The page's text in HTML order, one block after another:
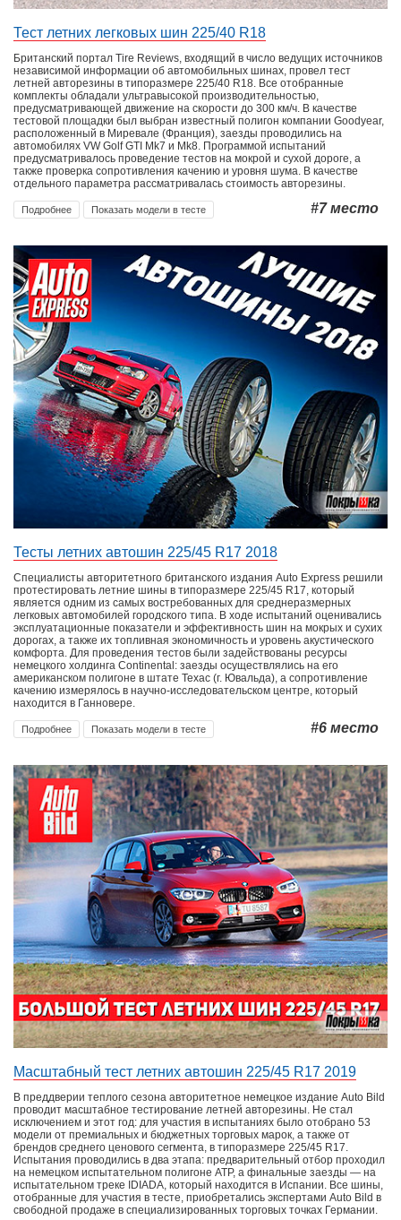
Тест летних легковых шин 225/40 R18
Британский портал Tire Reviews, входящий в число ведущих источников
независимой информации об автомобильных шинах, провел тест
летней авторезины в типоразмере 225/40 R18. Все отобранные
комплекты обладали ультравысокой производительностью,
предусматривающей движение на скорости до 300 км/ч. В качестве
тестовой площадки был выбран известный полигон компании Goodyear,
расположенный в Миревале (Франция), заезды проводились на
автомобилях VW Golf GTI Mk7 и Mk8. Программой испытаний
предусматривалось проведение тестов на мокрой и сухой дороге, а
также проверка сопротивления качению и уровня шума. В качестве
отдельного параметра рассматривалась стоимость авторезины.
Подробнее Показать модели в тесте #7место
Тесты летних автошин 225/45 R17 2018
Специалисты авторитетного британского издания Auto Express решили
протестировать летние шины в типоразмере 225/45 R17, который
является одним из самых востребованных для среднеразмерных
легковых автомобилей городского типа. В ходе испытаний оценивались
эксплуатационные показатели и эффективность шин на мокрых и сухих
дорогах, а также их топливная экономичность и уровень акустического
комфорта. Для проведения тестов были задействованы ресурсы
немецкого холдинга Continental: заезды осуществлялись на его
американском полигоне в штате Техас (г. Ювальда), а сопротивление
качению измерялось в научно-исследовательском центре, который
находится в Ганновере.
Подробнее Показать модели в тесте #6 место
Масштабный тест летних автошин 225/45 R17 2019
В преддверии теплого сезона авторитетное немецкое издание Auto Bild
проводит масштабное тестирование летней авторезины. Не стал
исключением и этот год: для участия в испытаниях было отобрано 53
модели от премиальных и бюджетных торговых марок, а также от
брендов среднего ценового сегмента, в типоразмере 225/45 R17.
Испытания проводились в два этапа: предварительный отбор проходил
на немецком испытательном полигоне АТР, а финальные заезды — на
испытательном треке IDIADA, который находится в Испании. Все шины,
отобранные для участия в тесте, приобретались экспертами Auto Bild в
свободной продаже в специализированных торговых точках Германии.